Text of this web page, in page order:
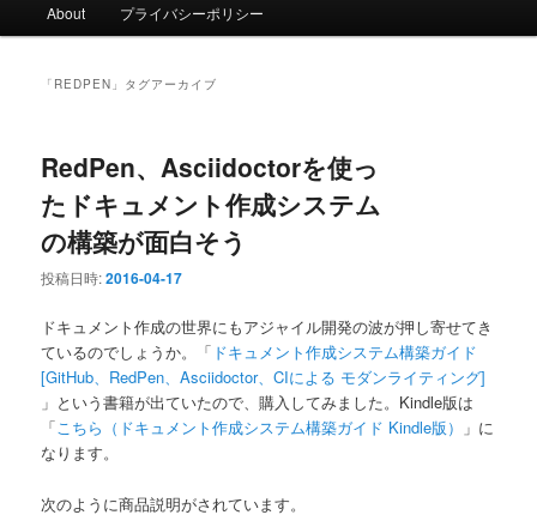
メ
About プライバシーポリシー
「 REDPEN 」タグアーカイブ
RedPen、Asciidoctorを使っ
たドキュメント作成システム
の構築が面白そう
投稿日時:2016-04-17
ドキュメント作成の世界にもアジャイル開発の波が押し寄せてき
ているのでしょうか。「 ドキュメント作成システム構築ガイド
[GitHub、RedPen、Asciidoctor、CIによる モダンライティング]
」という書籍が出ていたので、購入してみました。Kindle版は
「こちら（ドキュメント作成システム構築ガイド Kindle版）
」に
なります。
次のように商品説明がされています。